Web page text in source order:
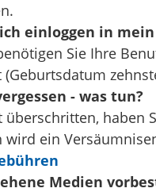
einloggen in
Sie Ihre
- was tun?
haben
wird ein
Medien